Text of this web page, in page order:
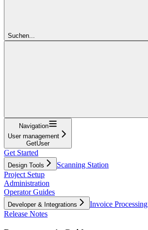
Suchen...
Navigation
User management
GetUser
Get Started
Design Tools
Scanning Station
Project Setup
Administration
Operator Guides
Developer & Integrations
Invoice Processing
Release Notes